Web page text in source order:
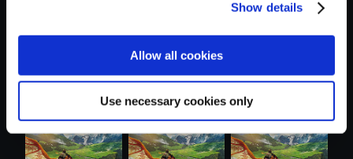
Show details
Allow all cookies
Use necessary cookies only
【単曲】モンスタ
ーハンタース...